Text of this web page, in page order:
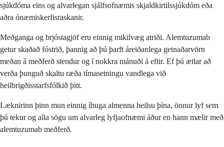
sjúkdóma eins og alvarlegan sjálfsofnæmis skjaldkirtilssjúkdóm eða
aðra ónæmiskerfisraskanir.
Meðganga og brjóstagjöf eru einnig mikilvæg atriði. Alemtuzumab
getur skaðað fóstrið, þannig að þú þarft áreiðanlega getnaðarvörn
meðan á meðferð stendur og í nokkra mánuði á eftir. Ef þú ætlar að
verða þunguð skaltu ræða tímasetningu vandlega við
heilbrigðisstarfsfólkið þitt.
Læknirinn þinn mun einnig íhuga almenna heilsu þína, önnur lyf sem
þú tekur og alla sögu um alvarleg lyfjaofnæmi áður en hann mælir með
alemtuzumab meðferð.